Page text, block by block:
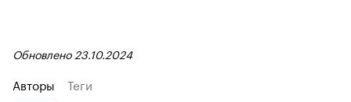
Обновлено 23.10.2024
Авторы Теги